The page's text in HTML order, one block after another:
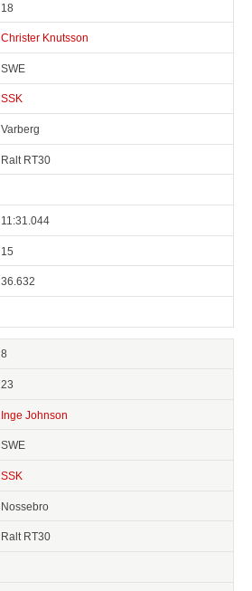
18
Christer Knutsson
SWE
SSK
Varberg
Ralt RT30
11:31.044
15
36.632
8
23
Inge Johnson
SWE
SSK
Nossebro
Ralt RT30